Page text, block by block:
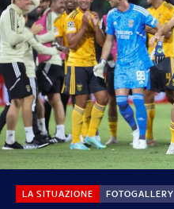
LA SITUAZIONE FOTOGALLERY